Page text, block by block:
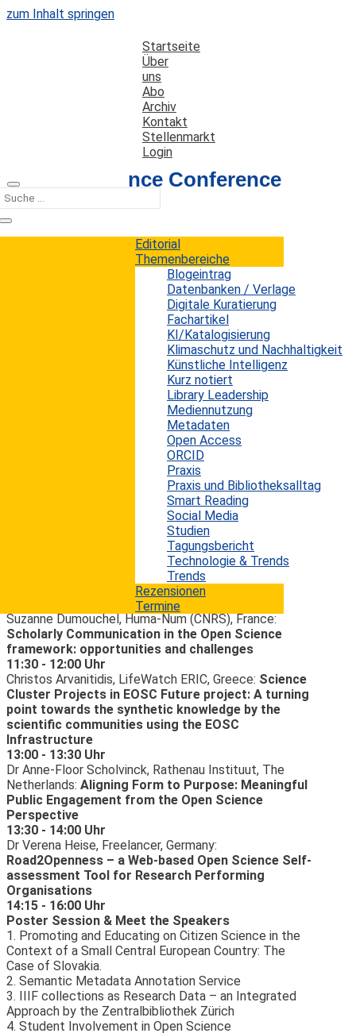
zum Inhalt springen
Startseite
Über
uns
Abo
Archiv
Kontakt
Stellenmarkt
Login
Editorial
Themenbereiche
Blogeintrag
Datenbanken / Verlage
Digitale Kuratierung
Fachartikel
KI/Katalogisierung
Klimaschutz und Nachhaltigkeit
Künstliche Intelligenz
Kurz notiert
Library Leadership
Mediennutzung
Metadaten
Open Access
ORCID
Praxis
Praxis und Bibliotheksalltag
Smart Reading
Social Media
Studien
Tagungsbericht
Technologie & Trends
Trends
Rezensionen
Termine
9. Open Science Conference
2022
Autor: Erwin König
Am 8. und 9. März 2022 findet die 9. Internationale
Open Science Conference (#osc2022) statt,
organisert vom Leibniz-Forschungsverbund Open
Science. Diese jährlich stattfindende Konferenz
widmet sich der Open Science-Bewegung. Sie richtet
sich an Beschäftigte in Bibliotheken, Forschende,
Infrastrukturanbieter, politische
Entscheidungsträgerinnen und -träger sowie andere
wichtige Interessengruppen, die an mehr Offenheit in
der Wissenschaft interessiert sind. Die Open Science
Conference bietet ein einzigartiges Forum, um die
neuesten und zukünftigen Entwicklungen im Bereich
Open Science zu diskutieren. Dazu bietet sie Einblicke
sowohl in praktische als auch technische Innovationen,
die dazu dienen, offene Praktiken umzusetzen.
Die Konferenz bietet u. a. folgende Programmpunkte:
Dienstag, 08. März 2022
Suzanne Dumouchel, Huma-Num (CNRS), France:
Scholarly Communication in the Open Science
framework: opportunities and challenges
11:30 - 12:00 Uhr
Christos Arvanitidis, LifeWatch ERIC, Greece: Science
Cluster Projects in EOSC Future project: A turning
point towards the synthetic knowledge by the
scientific communities using the EOSC
Infrastructure
13:00 - 13:30 Uhr
Dr Anne-Floor Scholvinck, Rathenau Instituut, The
Netherlands: Aligning Form to Purpose: Meaningful
Public Engagement from the Open Science
Perspective
13:30 - 14:00 Uhr
Dr Verena Heise, Freelancer, Germany:
Road2Openness – a Web-based Open Science Self-
assessment Tool for Research Performing
Organisations
14:15 - 16:00 Uhr
Poster Session & Meet the Speakers
1. Promoting and Educating on Citizen Science in the
Context of a Small Central European Country: The
Case of Slovakia.
2. Semantic Metadata Annotation Service
3. IIIF collections as Research Data – an Integrated
Approach by the Zentralbibliothek Zürich
4. Student Involvement in Open Science